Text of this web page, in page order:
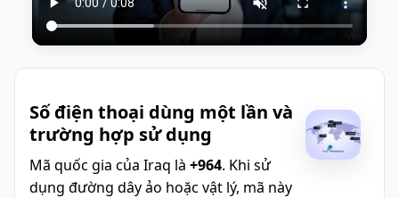
Số điện thoại dùng một lần và
trường hợp sử dụng
Mã quốc gia của Iraq là +964. Khi sử
dụng đường dây ảo hoặc vật lý, mã này